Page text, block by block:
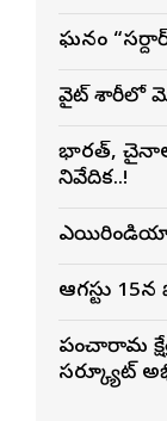
ఘనంగా
వైట్ శారీలో
భారత్,
నివేదిక..!
ఎయిరిండియా
ఆగస్టు
పంచారామ
సర్క్యూట్‌గా